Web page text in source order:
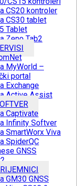
CS20 kontroler
CS30 tablet
Tablet
Zeno Tab2
MyWorld –
portal
Exchange
Active Assist
Captivate
Infinity Softver
SmartWorx Viva
SpiderQC
GNSS
GM30 GNSS